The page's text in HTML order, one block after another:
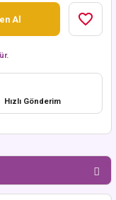
Al
Hızlı Gönderim